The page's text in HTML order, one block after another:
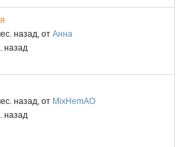
назад, от Анна
назад
назад, от MixHemAO
назад